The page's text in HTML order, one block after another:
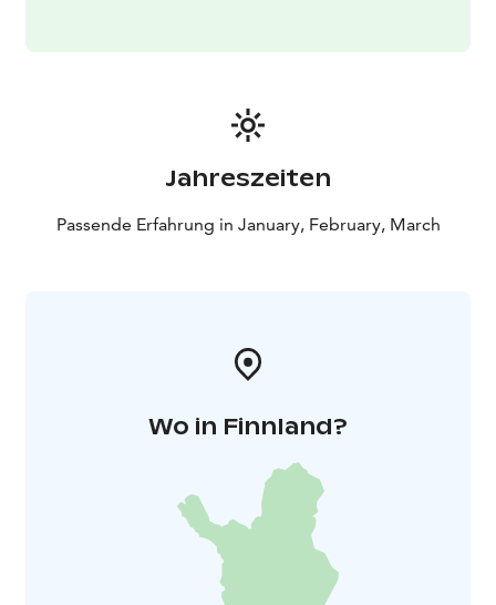
Jahreszeiten
Passende Erfahrung in January, February, March
Wo in Finnland?